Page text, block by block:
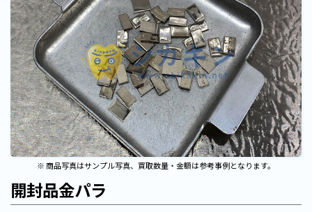
※ 商品写真はサンプル写真、買取数量・金額は参考事例となります。
開封品金パラ